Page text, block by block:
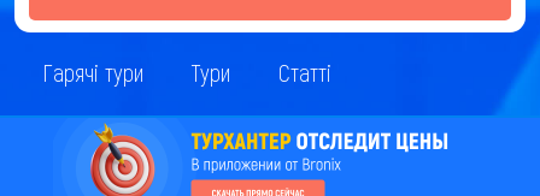
Гарячі тури Тури Статті